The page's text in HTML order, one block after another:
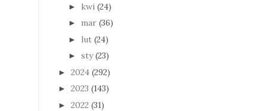
► kwi (24)
► mar (36)
► lut (24)
► sty (23)
► 2024 (292)
► 2023 (143)
► 2022 (31)